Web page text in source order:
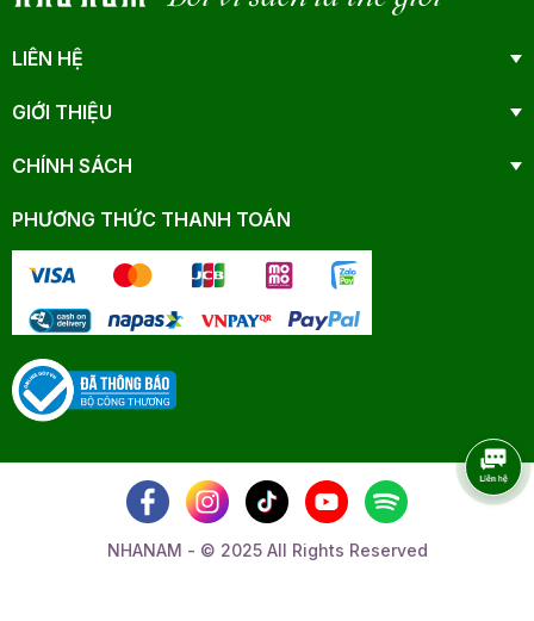
LIÊN HỆ
GIỚI THIỆU
CHÍNH SÁCH
PHƯƠNG THỨC THANH TOÁN
NHANAM - © 2025 All Rights Reserved